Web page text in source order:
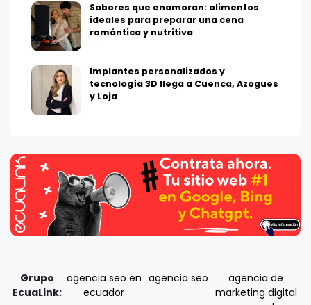
Sabores que enamoran: alimentos
ideales para preparar una cena
romántica y nutritiva
Implantes personalizados y
tecnología 3D llega a Cuenca, Azogues
y Loja
Grupo
EcuaLink:
agencia seo en
ecuador
agencia seo
agencia de
marketing digital